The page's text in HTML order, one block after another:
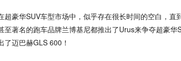
超豪华SUV车型市场中，似乎存在很长时间的空白，直
至著名的跑车品牌兰博基尼都推出了Urus来争夺超豪
了迈巴赫GLS 600！